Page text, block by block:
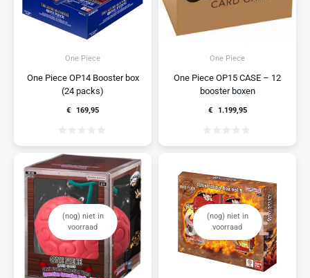
One Piece
One Piece OP14 Booster box
(24 packs)
€ 169,95
One Piece
One Piece OP15 CASE – 12
booster boxen
€ 1.199,95
(nog) niet in
voorraad
(nog) niet in
voorraad